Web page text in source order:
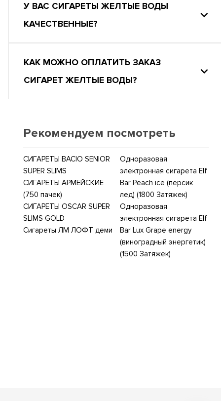
У ВАС СИГАРЕТЫ ЖЕЛТЫЕ ВОДЫ
КАЧЕСТВЕННЫЕ?
КАК МОЖНО ОПЛАТИТЬ ЗАКАЗ
СИГАРЕТ ЖЕЛТЫЕ ВОДЫ?
Рекомендуем посмотреть
СИГАРЕТЫ BACIO SENIOR
SUPER SLIMS
СИГАРЕТЫ АРМЕЙСКИЕ
(750 пачек)
СИГАРЕТЫ OSCAR SUPER
SLIMS GOLD
Сигареты ЛМ ЛОФТ деми
Одноразовая
электронная сигарета Elf
Bar Peach ice (персик
лед) (1800 Затяжек)
Одноразовая
электронная сигарета Elf
Bar Lux Grape energy
(виноградный энергетик)
(1500 Затяжек)